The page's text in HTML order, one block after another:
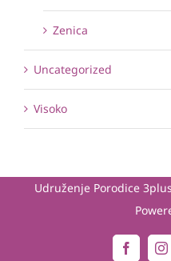
Zenica
Uncategorized
Visoko
Udruženje Porodice
Facebook